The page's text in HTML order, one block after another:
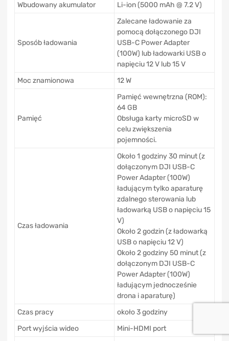
Wbudowany akumulator Li-ion (5000 mAh @ 7.2 V)
Sposób ładowania
Zalecane ładowanie za
pomocą dołączonego DJI
USB-C Power Adapter
(100W) lub ładowarki USB o
napięciu 12 V lub 15 V
Moc znamionowa
12 W
Pamięć
Pamięć wewnętrzna (ROM):
64 GB
Obsługa karty microSD w
celu zwiększenia
pojemności.
Czas ładowania
Około 1 godziny 30 minut (z
dołączonym DJI USB-C
Power Adapter (100W)
ładującym tylko aparaturę
zdalnego sterowania lub
ładowarką USB o napięciu 15
V)
Około 2 godzin (z ładowarką
USB o napięciu 12 V)
Około 2 godziny 50 minut (z
dołączonym DJI USB-C
Power Adapter (100W)
ładującym jednocześnie
drona i aparaturę)
Czas pracy
około 3 godziny
Port wyjścia wideo
Mini-HDMI port